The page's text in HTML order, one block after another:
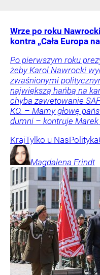
Wrze po roku
kontra „Cała Europa
Po pierwszym roku
żeby Karol Nawrocki
zwaśnionymi
największą hańbą na
chyba zawetowanie
KO. – Mamy głowę
dumni – kontruje
KrajTylko u NasPolityka
Magdalena Frindt